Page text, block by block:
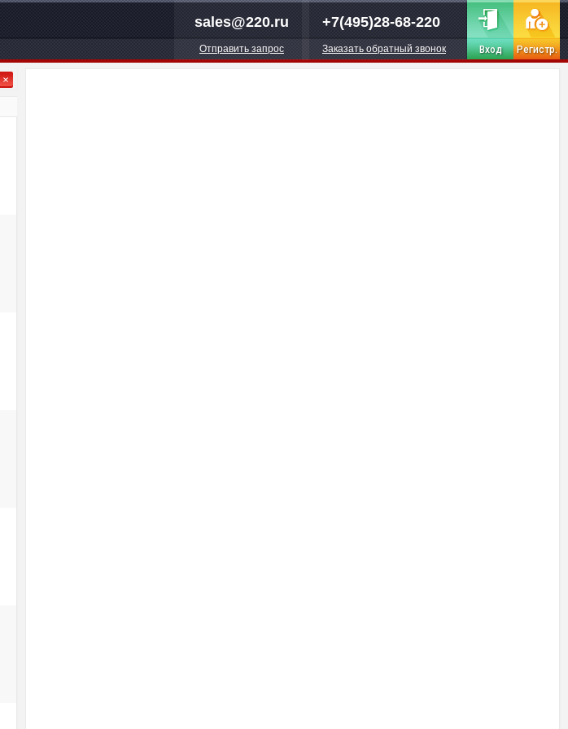
sales@220.ru
Отправить запрос
+7(495)28-68-220
Заказать обратный звонок Вход Регистр.